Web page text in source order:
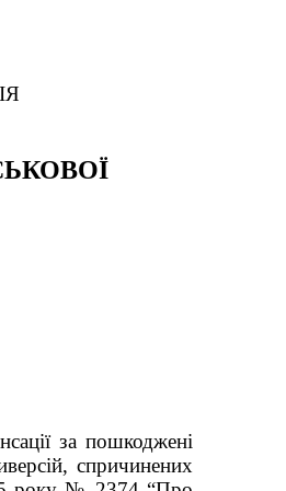
за пошкоджені
спричинених